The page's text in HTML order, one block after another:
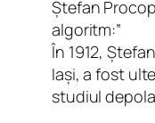
Ștefan
algoritm:”
În 1912,
Iași, a fost
studiul